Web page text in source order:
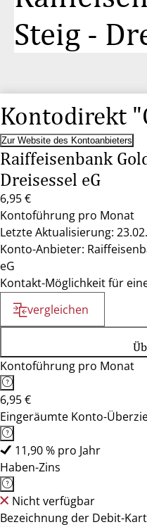
Steig -
Kontodirekt
Zur Website des Kontoanbieters
Raiffeisenbank
Dreisessel eG
6,95 €
Kontoführung pro Monat
Letzte Aktualisierung:
Konto-Anbieter:
eG
Kontakt-Möglichkeit für
vergleichen
Kontoführung pro Monat
6,95 €
Eingeräumte Konto-
11,90 % pro Jahr
Haben-Zins
Nicht verfügbar
Bezeichnung der Debit-